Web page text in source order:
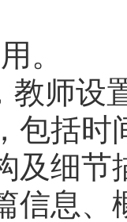
。
教师设
包括时
及细节
信息